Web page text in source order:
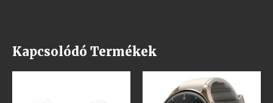
Kapcsolódó Termékek